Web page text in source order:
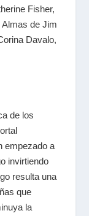
Fisher,
Almas de Jim
Davalo,
de los
empezado a
invirtiendo
resulta una
que
la